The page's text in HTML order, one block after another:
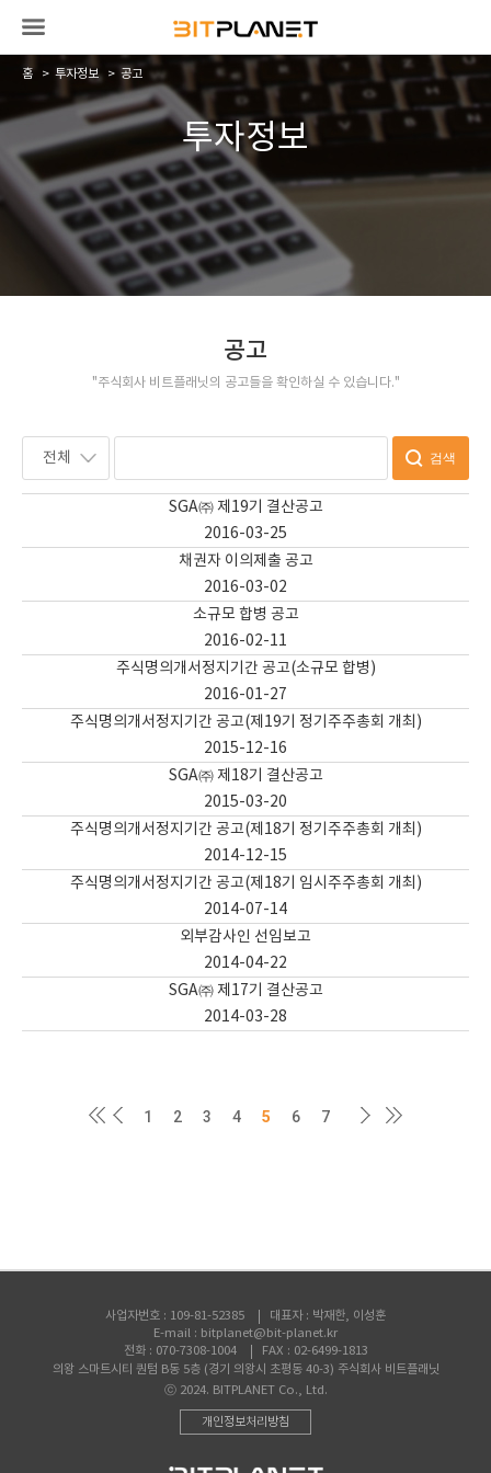
홈 투자정보 공고
투자정보
공고
"주식회사 비트플래닛의 공고들을 확인하실 수 있습니다."
전체 검색
SGA㈜ 제19기 결산공고
2016-03-25
채권자 이의제출 공고
2016-03-02
소규모 합병 공고
2016-02-11
주식명의개서정지기간 공고(소규모 합병)
2016-01-27
주식명의개서정지기간 공고(제19기 정기주주총회 개최)
2015-12-16
SGA㈜ 제18기 결산공고
2015-03-20
주식명의개서정지기간 공고(제18기 정기주주총회 개최)
2014-12-15
주식명의개서정지기간 공고(제18기 임시주주총회 개최)
2014-07-14
외부감사인 선임보고
2014-04-22
SGA㈜ 제17기 결산공고
2014-03-28
1 2 3 4 5 6 7
사업자번호 : 109-81-52385 대표자 : 박재한, 이성훈
E-mail : bitplanet@bit-planet.kr
전화 : 070-7308-1004 FAX : 02-6499-1813
의왕 스마트시티 퀀텀 B동 5층 (경기 의왕시 초평동 40-3) 주식회사 비트플래닛
ⓒ 2024. BITPLANET Co., Ltd.
개인정보처리방침